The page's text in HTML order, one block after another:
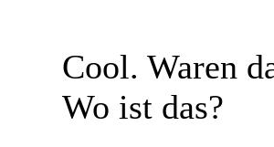
Cool. Waren
Wo ist das?